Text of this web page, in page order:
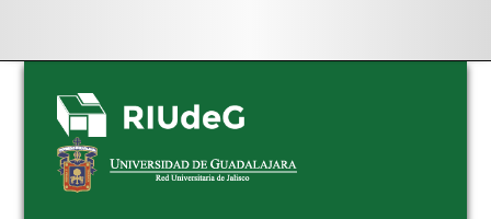
Skip
navigation